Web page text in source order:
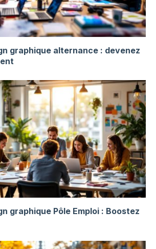
graphique alternance : devenez
graphique Pôle Emploi : Boostez